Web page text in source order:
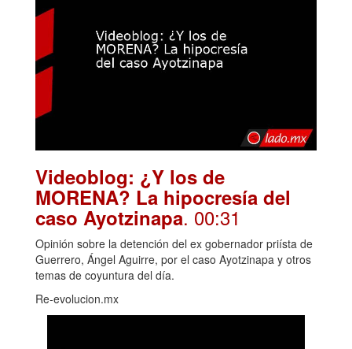
Videoblog: ¿Y los de
MORENA? La hipocresía del
caso Ayotzinapa. 00:31
Opinión sobre la detención del ex gobernador priísta de
Guerrero, Ángel Aguirre, por el caso Ayotzinapa y otros
temas de coyuntura del día.
Re-evolucion.mx